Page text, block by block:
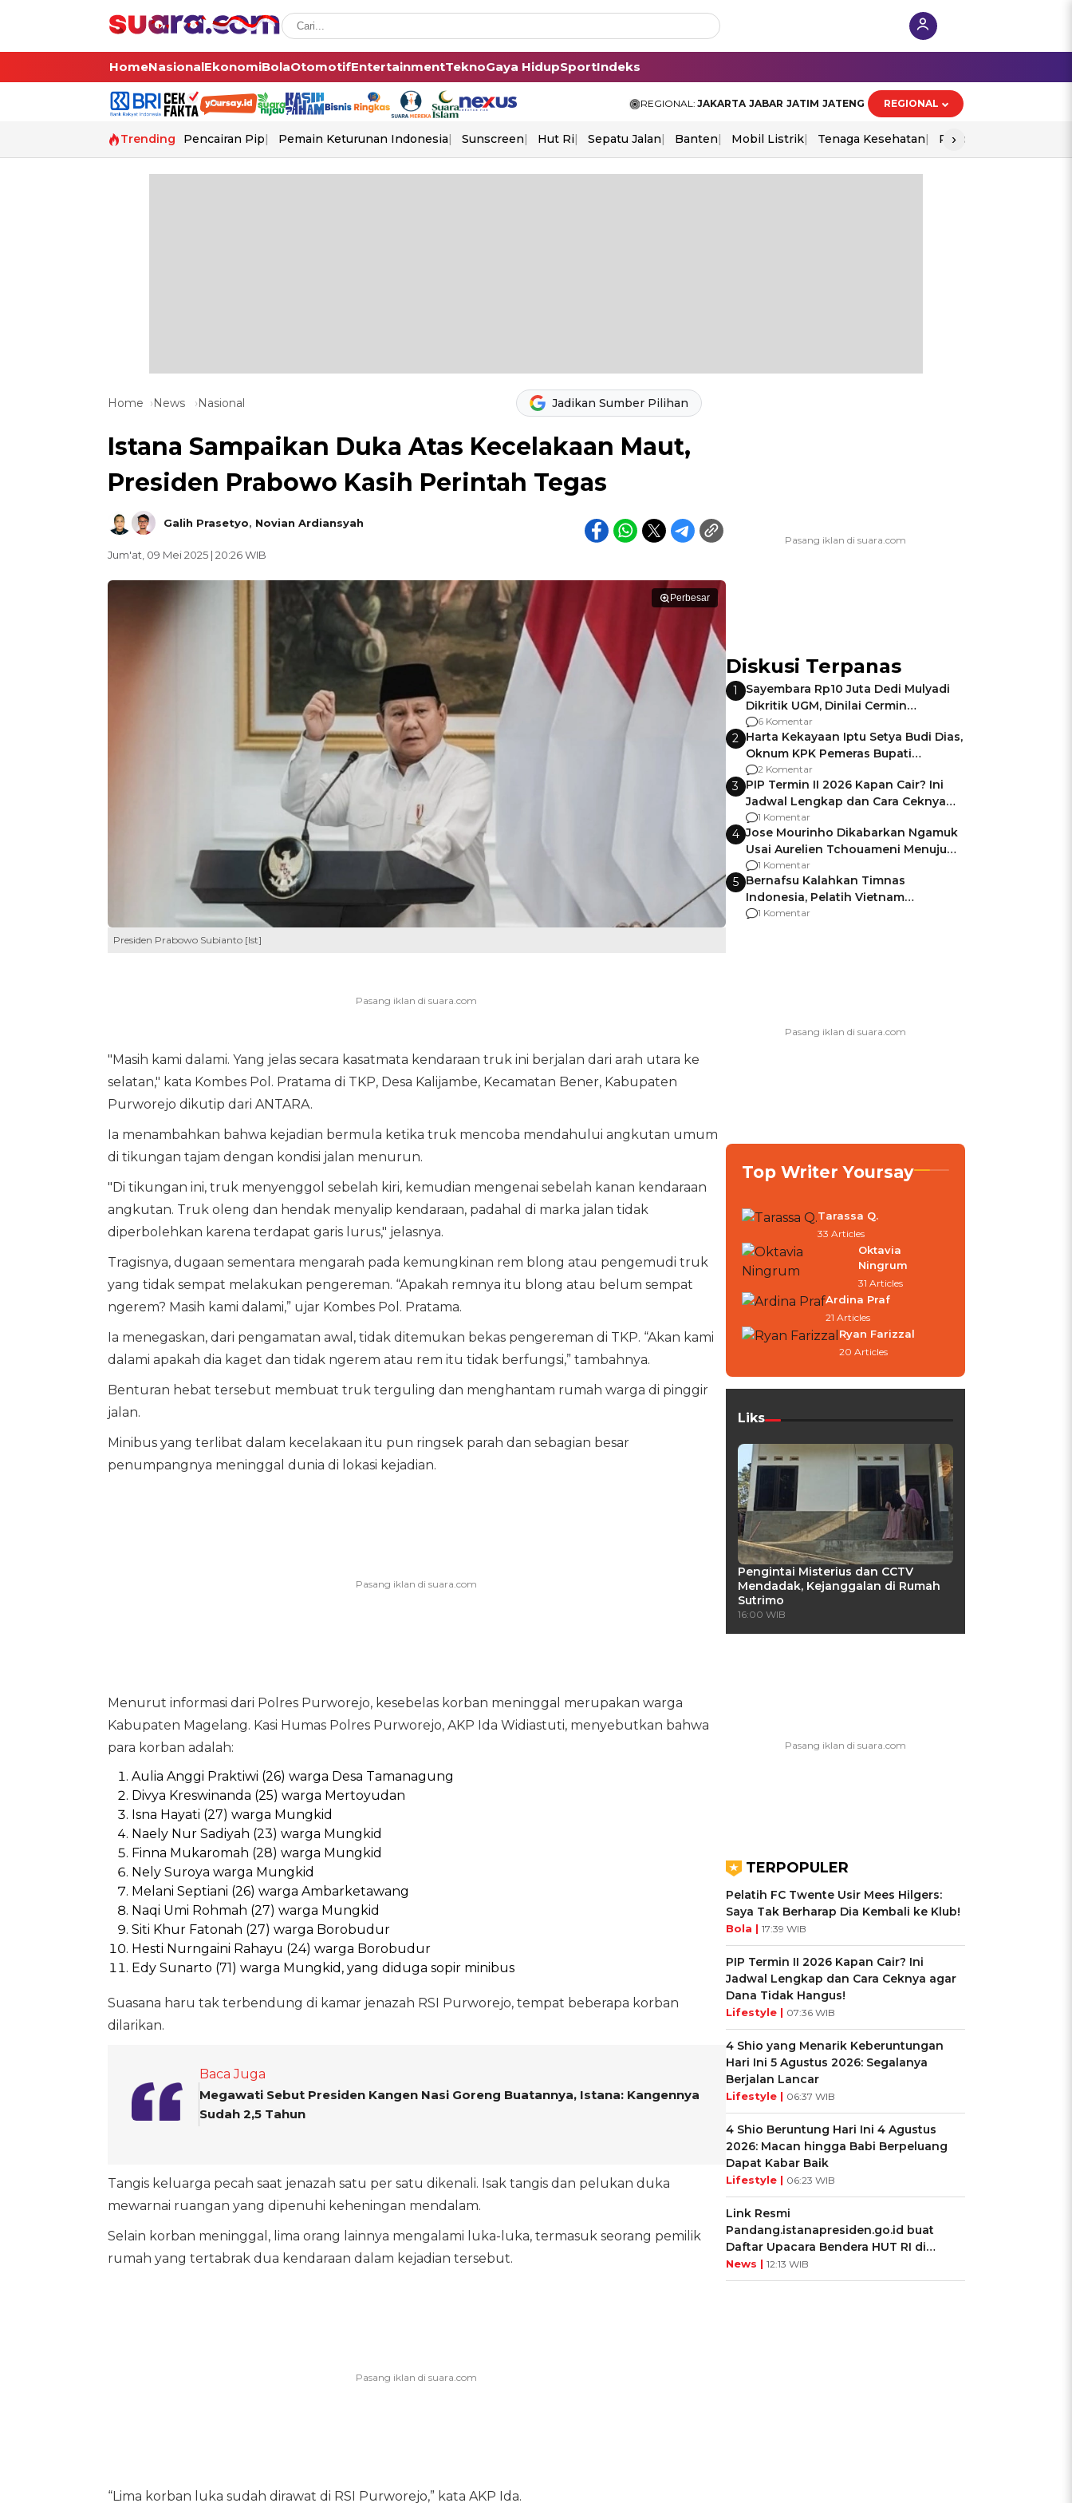
HomeNasionalEkonomiBolaOtomotifEntertainmentTeknoGaya HidupSportIndeks
REGIONAL: JAKARTA JABAR JATIM JATENG REGIONAL
Trending Pencairan Pip Pemain Keturunan Indonesia Sunscreen Hut Ri Sepatu Jalan Banten Mobil Listrik Tenaga Kesehatan Piala Aff 2026
›
Home News Nasional Jadikan Sumber Pilihan
Istana Sampaikan Duka Atas Kecelakaan Maut,
Presiden Prabowo Kasih Perintah Tegas
Galih Prasetyo, Novian Ardiansyah
Jum'at, 09 Mei 2025 | 20:26 WIB
Perbesar
Presiden Prabowo Subianto [Ist]
"Masih kami dalami. Yang jelas secara kasatmata kendaraan truk ini berjalan dari arah utara ke
selatan," kata Kombes Pol. Pratama di TKP, Desa Kalijambe, Kecamatan Bener, Kabupaten
Purworejo dikutip dari ANTARA.
Ia menambahkan bahwa kejadian bermula ketika truk mencoba mendahului angkutan umum
di tikungan tajam dengan kondisi jalan menurun.
"Di tikungan ini, truk menyenggol sebelah kiri, kemudian mengenai sebelah kanan kendaraan
angkutan. Truk oleng dan hendak menyalip kendaraan, padahal di marka jalan tidak
diperbolehkan karena terdapat garis lurus," jelasnya.
Tragisnya, dugaan sementara mengarah pada kemungkinan rem blong atau pengemudi truk
yang tidak sempat melakukan pengereman. “Apakah remnya itu blong atau belum sempat
ngerem? Masih kami dalami,” ujar Kombes Pol. Pratama.
Ia menegaskan, dari pengamatan awal, tidak ditemukan bekas pengereman di TKP. “Akan kami
dalami apakah dia kaget dan tidak ngerem atau rem itu tidak berfungsi,” tambahnya.
Benturan hebat tersebut membuat truk terguling dan menghantam rumah warga di pinggir
jalan.
Minibus yang terlibat dalam kecelakaan itu pun ringsek parah dan sebagian besar
penumpangnya meninggal dunia di lokasi kejadian.
Menurut informasi dari Polres Purworejo, kesebelas korban meninggal merupakan warga
Kabupaten Magelang. Kasi Humas Polres Purworejo, AKP Ida Widiastuti, menyebutkan bahwa
para korban adalah:
Aulia Anggi Praktiwi (26) warga Desa Tamanagung
Divya Kreswinanda (25) warga Mertoyudan
Isna Hayati (27) warga Mungkid
Naely Nur Sadiyah (23) warga Mungkid
Finna Mukaromah (28) warga Mungkid
Nely Suroya warga Mungkid
Melani Septiani (26) warga Ambarketawang
Naqi Umi Rohmah (27) warga Mungkid
Siti Khur Fatonah (27) warga Borobudur
Hesti Nurngaini Rahayu (24) warga Borobudur
Edy Sunarto (71) warga Mungkid, yang diduga sopir minibus
Suasana haru tak terbendung di kamar jenazah RSI Purworejo, tempat beberapa korban
dilarikan.
Baca Juga
Megawati Sebut Presiden Kangen Nasi Goreng Buatannya, Istana: Kangennya
Sudah 2,5 Tahun
Tangis keluarga pecah saat jenazah satu per satu dikenali. Isak tangis dan pelukan duka
mewarnai ruangan yang dipenuhi keheningan mendalam.
Selain korban meninggal, lima orang lainnya mengalami luka-luka, termasuk seorang pemilik
rumah yang tertabrak dua kendaraan dalam kejadian tersebut.
“Lima korban luka sudah dirawat di RSI Purworejo,” kata AKP Ida.
Diskusi Terpanas
1
Sayembara Rp10 Juta Dedi Mulyadi
Dikritik UGM, Dinilai Cermin
Gagalnya Negara Jamin Keamanan
6 Komentar
2 Harta Kekayaan Iptu Setya Budi Dias,
Oknum KPK Pemeras Bupati
Pemalang
2 Komentar
3 PIP Termin II 2026 Kapan Cair? Ini
Jadwal Lengkap dan Cara Ceknya
agar Dana Tidak Hangus!
1 Komentar
4 Jose Mourinho Dikabarkan Ngamuk
Usai Aurelien Tchouameni Menuju
Manchester United
1 Komentar
5 Bernafsu Kalahkan Timnas
Indonesia, Pelatih Vietnam
Berencana Pakai Jimat di Pakansari
1 Komentar
Top Writer Yoursay
Tarassa Q.
33 Articles
Oktavia
Ningrum
31 Articles
Ardina Praf
21 Articles
Ryan Farizzal
20 Articles
Liks
Pengintai Misterius dan CCTV
Mendadak, Kejanggalan di Rumah
Sutrimo
16:00 WIB
TERPOPULER
Pelatih FC Twente Usir Mees Hilgers:
Saya Tak Berharap Dia Kembali ke Klub!
Bola | 17:39 WIB
PIP Termin II 2026 Kapan Cair? Ini
Jadwal Lengkap dan Cara Ceknya agar
Dana Tidak Hangus!
Lifestyle | 07:36 WIB
4 Shio yang Menarik Keberuntungan
Hari Ini 5 Agustus 2026: Segalanya
Berjalan Lancar
Lifestyle | 06:37 WIB
4 Shio Beruntung Hari Ini 4 Agustus
2026: Macan hingga Babi Berpeluang
Dapat Kabar Baik
Lifestyle | 06:23 WIB
Link Resmi
Pandang.istanapresiden.go.id buat
Daftar Upacara Bendera HUT RI di
Istana Negara
News | 12:13 WIB